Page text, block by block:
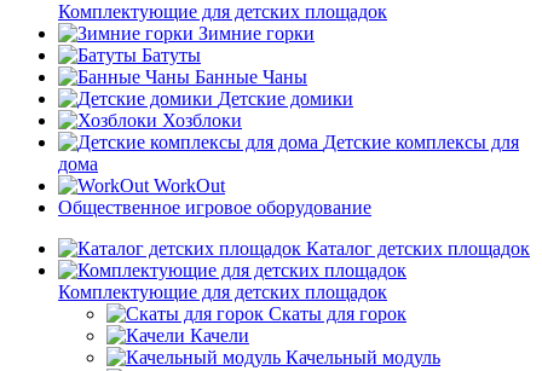
Комплектующие для детских площадок
Зимние горки
Батуты
Банные Чаны
Детские домики
Хозблоки
Детские комплексы для
дома
WorkOut
Общественное игровое оборудование
Каталог детских площадок
Комплектующие для детских площадок
Скаты для горок
Качели
Качельный модуль